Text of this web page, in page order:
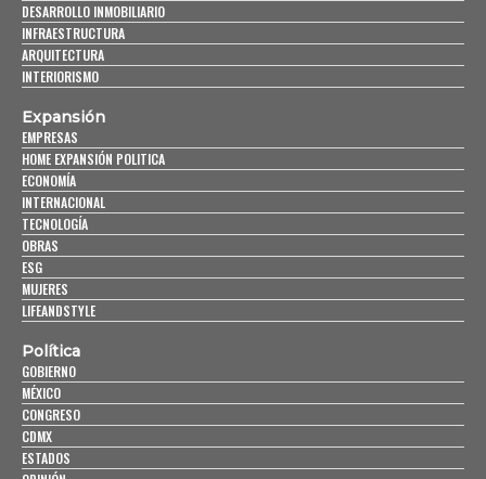
DESARROLLO INMOBILIARIO
INFRAESTRUCTURA
ARQUITECTURA
INTERIORISMO
Expansión
EMPRESAS
HOME EXPANSIÓN POLITICA
ECONOMÍA
INTERNACIONAL
TECNOLOGÍA
OBRAS
ESG
MUJERES
LIFEANDSTYLE
Política
GOBIERNO
MÉXICO
CONGRESO
CDMX
ESTADOS